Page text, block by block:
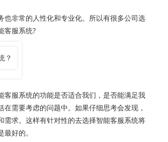
非常的人性化和专业化。所以有很多公司选
客服系统?
服系统的功能是否适合我们，是否能满足我
需要考虑的问题中。如果仔细思考会发现，
求。这样有针对性的去选择智能客服系统将
好的。